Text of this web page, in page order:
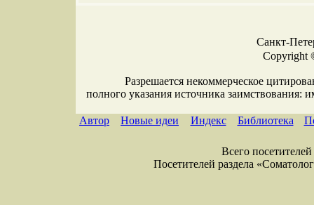
Санкт-
Copyright
Разрешается некоммерческое
полного указания источника заимствования:
Автор Новые идеи Индекс Библиотека
Всего
Посетителей раздела